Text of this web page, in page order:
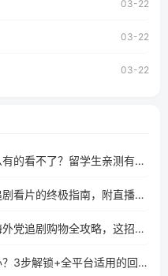
限制」的问题，无论人在香港、
以使用，不再因地区和版权限制
03-22
03-22
03-22
在国外看优酷上的电影为什么有的看不了？留学生亲测有效的回国加速方案
优酷区域限制破解：海外党追剧看片的终极指南，附直播欧冠+1905电影网解决方案
优酷国外看不了怎么解决？海外党追剧购物全攻略，这招亲测有效！
在老挝用优酷地区限制怎么办？3步解锁+全平台适用的回国加速器指南